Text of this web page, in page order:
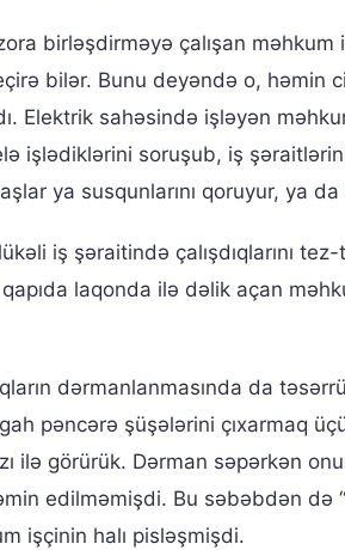
birləşdirməyə çalışan
bilər. Bunu deyəndə o, həmin
Elektrik sahəsində işləyən
işlədiklərini soruşub, iş
ya susqunlarını qoruyur, ya
iş şəraitində çalışdıqlarını
laqonda ilə dəlik açan
dərmanlanmasında da
pəncərə şüşələrini çıxarmaq
ilə görürük. Dərman səpərkən
edilməmişdi. Bu səbəbdən
işçinin halı pisləşmişdi.